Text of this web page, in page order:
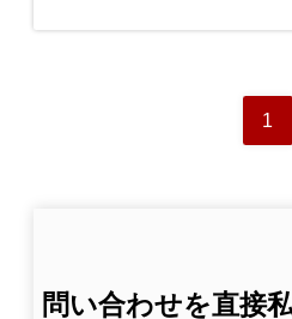
1
問い合わせを直接